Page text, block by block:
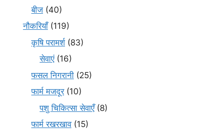
बीज (40)
नौकरियाँ(119)
कृषि परामर्श(83)
सेवाएं(16)
फसल निगरानी (25)
फार्म मजदूर(10)
पशु चिकित्सा सेवाएँ(8)
फार्म रखरखाव(15)